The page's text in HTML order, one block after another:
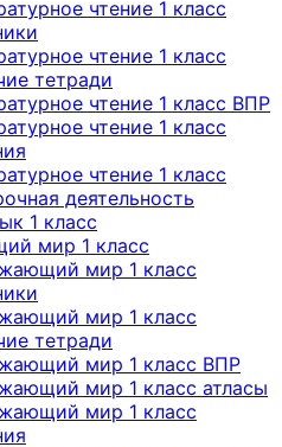
чтение 1 класс
чтение 1 класс
тетради
чтение 1 класс ВПР
чтение 1 класс
чтение 1 класс
деятельность
1 класс
мир 1 класс
мир 1 класс
мир 1 класс
тетради
мир 1 класс ВПР
мир 1 класс атласы
мир 1 класс